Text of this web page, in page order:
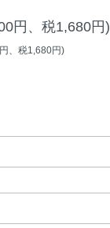
円、税1,680円)
、税1,680円)